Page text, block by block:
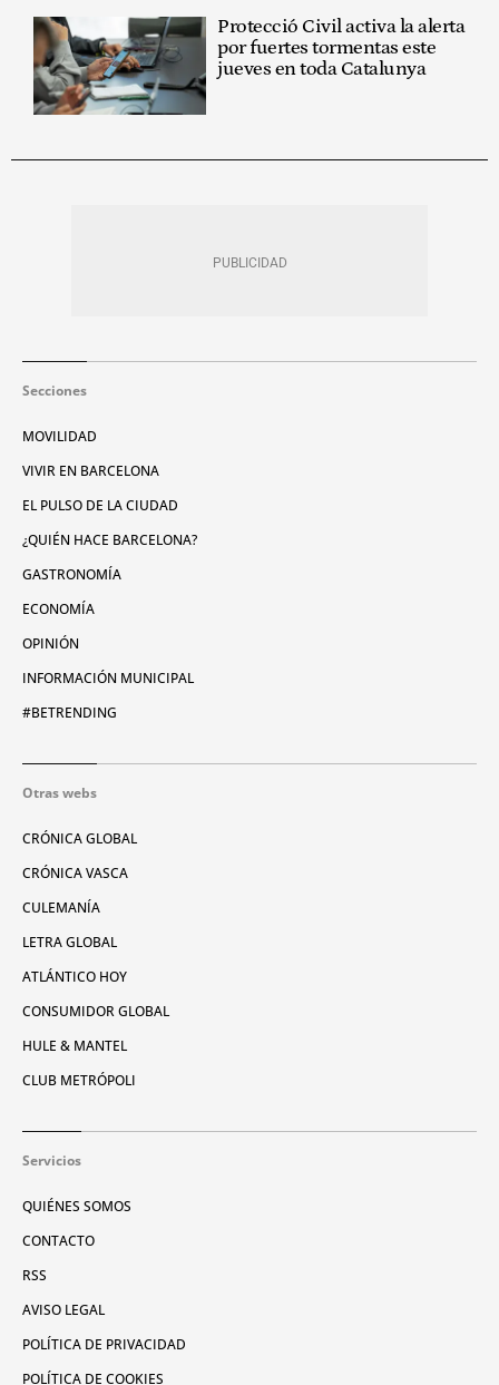
Protecció Civil activa la alerta
por fuertes tormentas este
jueves en toda Catalunya
Secciones
MOVILIDAD
VIVIR EN BARCELONA
EL PULSO DE LA CIUDAD
¿QUIÉN HACE BARCELONA?
GASTRONOMÍA
ECONOMÍA
OPINIÓN
INFORMACIÓN MUNICIPAL
#BETRENDING
Otras webs
CRÓNICA GLOBAL
CRÓNICA VASCA
CULEMANÍA
LETRA GLOBAL
ATLÁNTICO HOY
CONSUMIDOR GLOBAL
HULE & MANTEL
CLUB METRÓPOLI
Servicios
QUIÉNES SOMOS
CONTACTO
RSS
AVISO LEGAL
POLÍTICA DE PRIVACIDAD
POLÍTICA DE COOKIES